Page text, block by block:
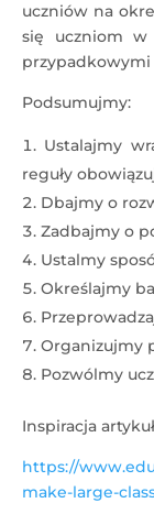
uczniów na
się uczniom w
przypadkowymi
Podsumujmy:
Ustalajmy
reguły
Dbajmy o
Zadbajmy o
Ustalmy
Określajmy
Organizujmy
Pozwólmy
Inspiracja
https://
make-large-